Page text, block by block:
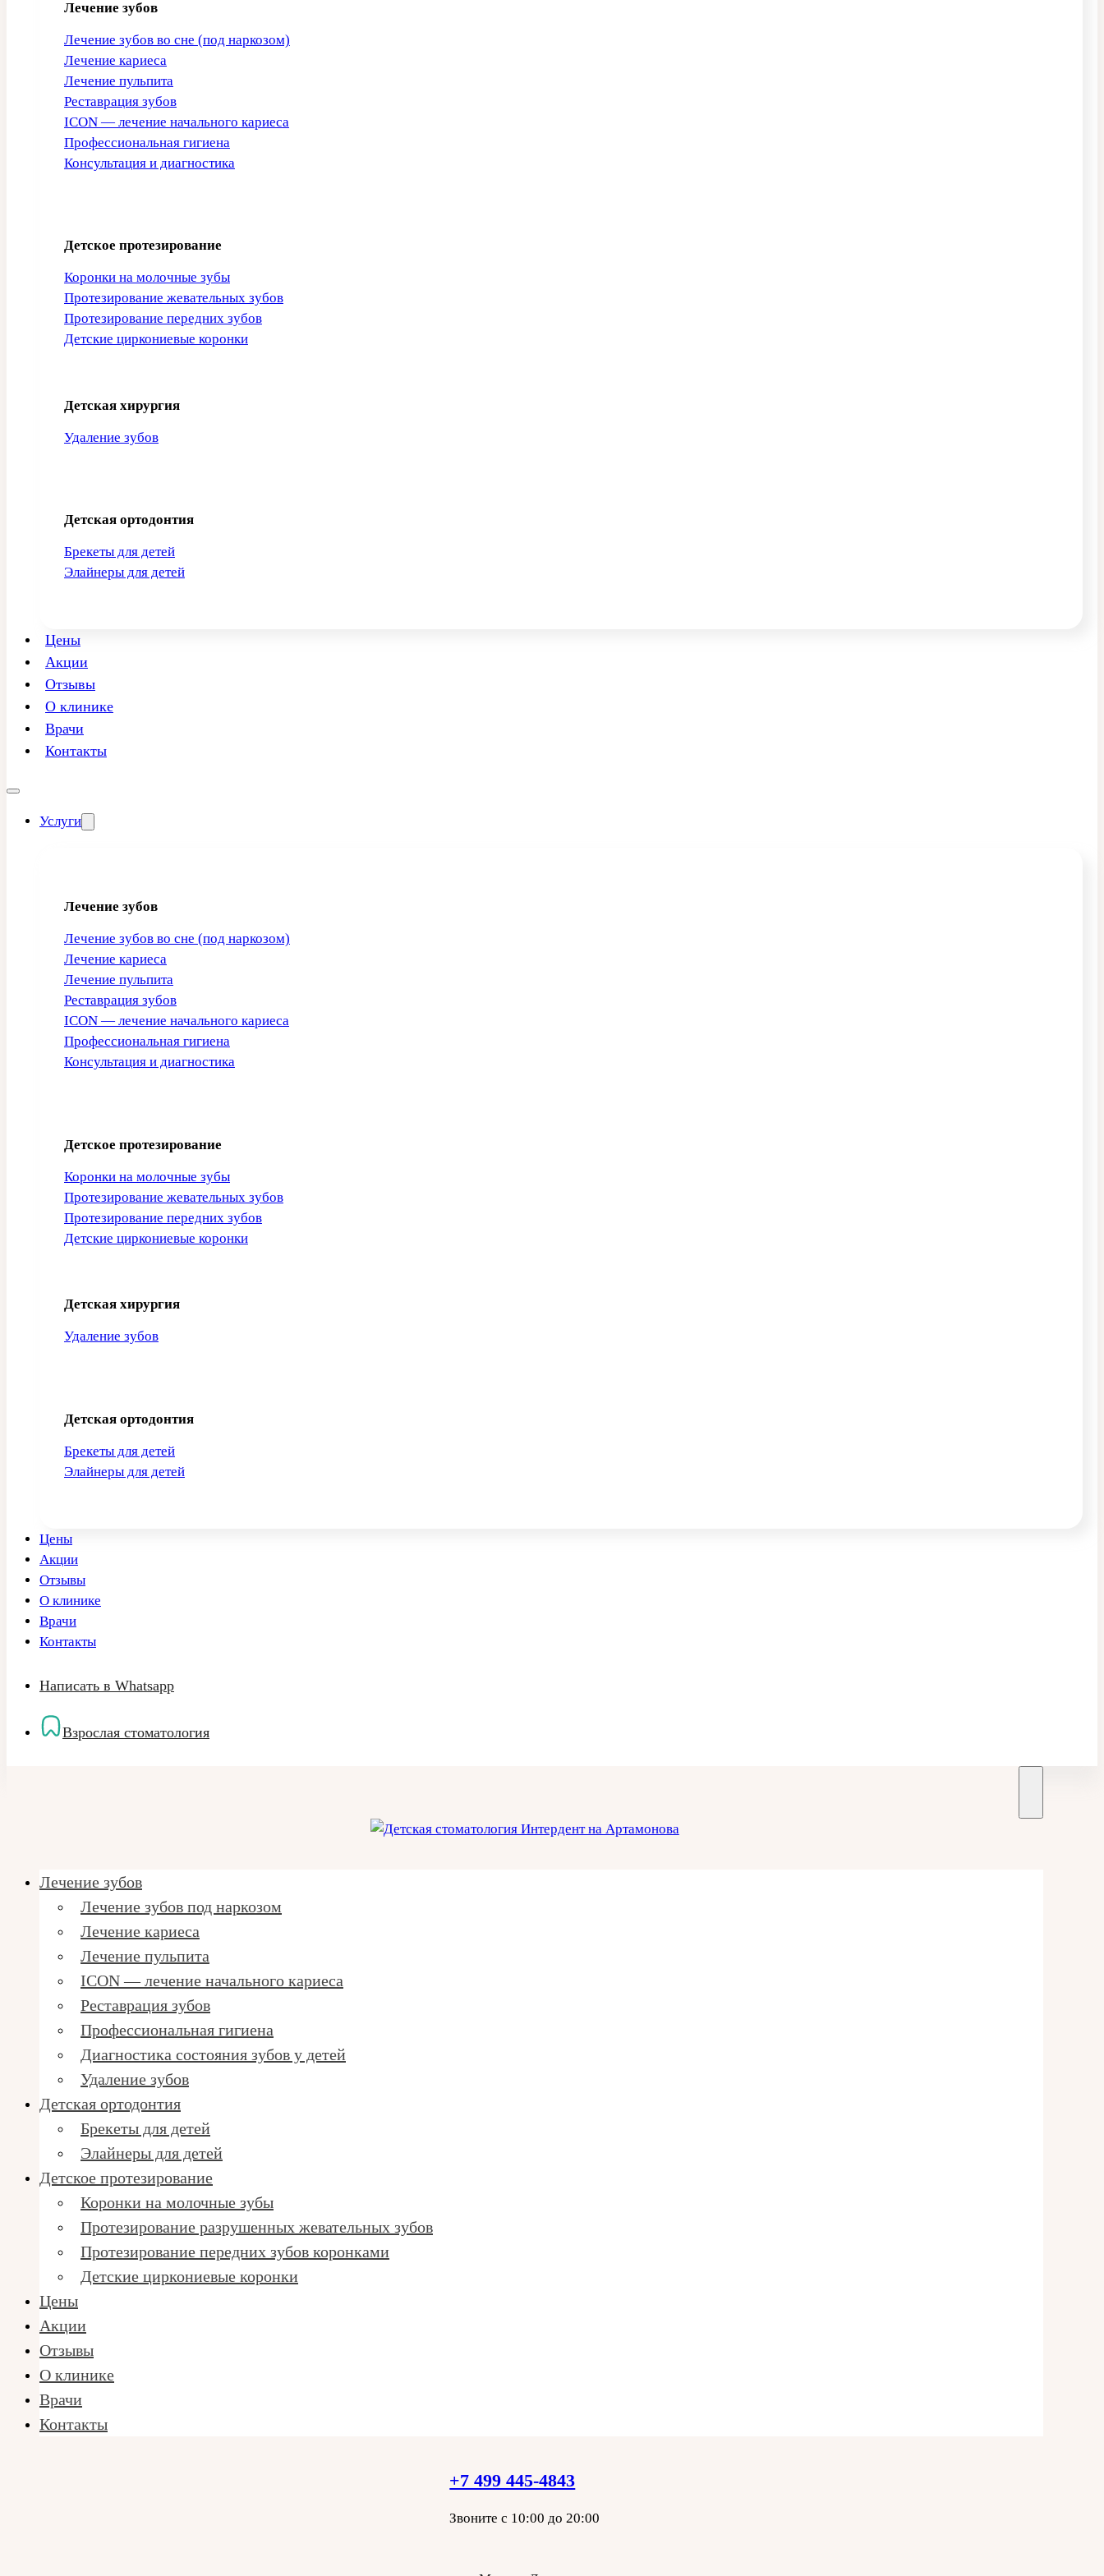
Лечение зубов
Лечение зубов во сне (под наркозом)
Лечение кариеса
Лечение пульпита
Реставрация зубов
ICON — лечение начального кариеса
Профессиональная гигиена
Консультация и диагностика
Детское протезирование
Коронки на молочные зубы
Протезирование жевательных зубов
Протезирование передних зубов
Детские циркониевые коронки
Детская хирургия
Удаление зубов
Детская ортодонтия
Брекеты для детей
Элайнеры для детей
Цены
Акции
Отзывы
О клинике
Врачи
Контакты
Услуги
Лечение зубов
Лечение зубов во сне (под наркозом)
Лечение кариеса
Лечение пульпита
Реставрация зубов
ICON — лечение начального кариеса
Профессиональная гигиена
Консультация и диагностика
Детское протезирование
Коронки на молочные зубы
Протезирование жевательных зубов
Протезирование передних зубов
Детские циркониевые коронки
Детская хирургия
Удаление зубов
Детская ортодонтия
Брекеты для детей
Элайнеры для детей
Цены
Акции
Отзывы
О клинике
Врачи
Контакты
Написать в Whatsapp
Взрослая стоматология
Лечение зубов
Лечение зубов под наркозом
Лечение кариеса
Лечение пульпита
ICON — лечение начального кариеса
Реставрация зубов
Профессиональная гигиена
Диагностика состояния зубов у детей
Удаление зубов
Детская ортодонтия
Брекеты для детей
Элайнеры для детей
Детское протезирование
Коронки на молочные зубы
Протезирование разрушенных жевательных зубов
Протезирование передних зубов коронками
Детские циркониевые коронки
Цены
Акции
Отзывы
О клинике
Врачи
Контакты
+7 499 445-4843
Звоните с 10:00 до 20:00